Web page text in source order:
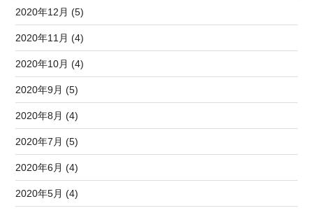
2020年12月 (5)
2020年11月 (4)
2020年10月 (4)
2020年9月 (5)
2020年8月 (4)
2020年7月 (5)
2020年6月 (4)
2020年5月 (4)